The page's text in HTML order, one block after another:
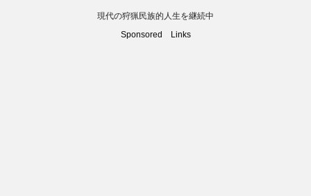
現代の狩猟民族的人生を継続中
Sponsored Links